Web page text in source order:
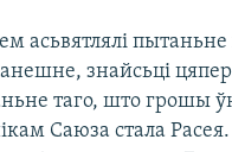
асьвятлялі пытаньне
знайсьці цяпер
таго, што грошы
Саюза стала